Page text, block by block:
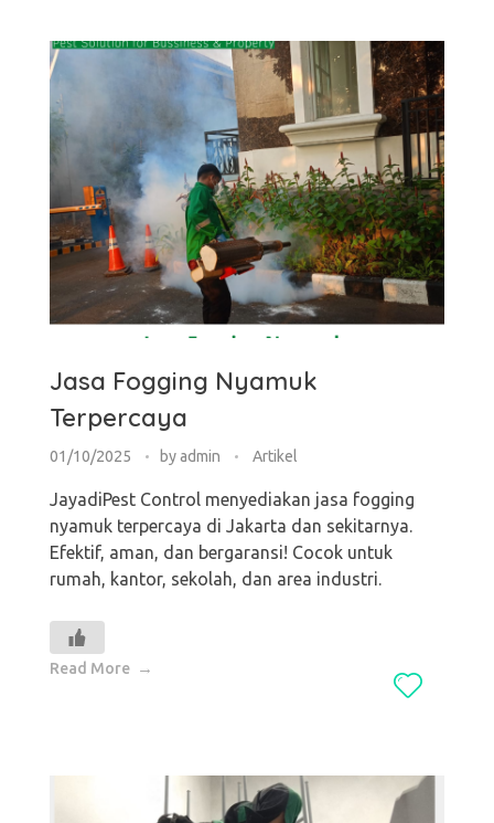
Jasa Fogging Nyamuk
Terpercaya
01/10/2025 byadmin Artikel
JayadiPest Control menyediakan jasa fogging
nyamuk terpercaya di Jakarta dan sekitarnya.
Efektif, aman, dan bergaransi! Cocok untuk
rumah, kantor, sekolah, dan area industri.
Read More